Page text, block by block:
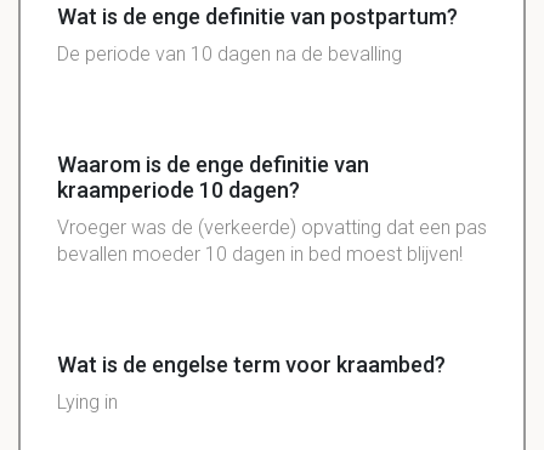
Wat is de enge definitie van postpartum?
De periode van 10 dagen na de bevalling
Waarom is de enge definitie van
kraamperiode 10 dagen?
Vroeger was de (verkeerde) opvatting dat een pas
bevallen moeder 10 dagen in bed moest blijven!
Wat is de engelse term voor kraambed?
Lying in